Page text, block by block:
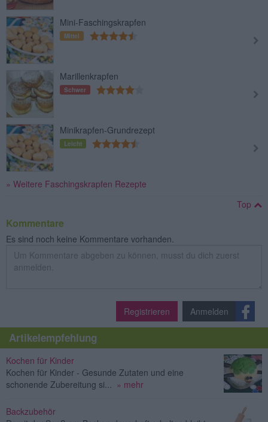
Mini-Faschingskrapfen
Mittel
Marillenkrapfen
Schwer
Minikrapfen-Grundrezept
Leicht
» Weitere Faschingskrapfen Rezepte
Top
Kommentare
Es sind noch keine Kommentare vorhanden.
Registrieren Anmelden
Artikelempfehlung
Kochen für Kinder
Kochen für Kinder - Gesunde Zutaten und eine
schonende Zubereitung si... » mehr
Backzubehör